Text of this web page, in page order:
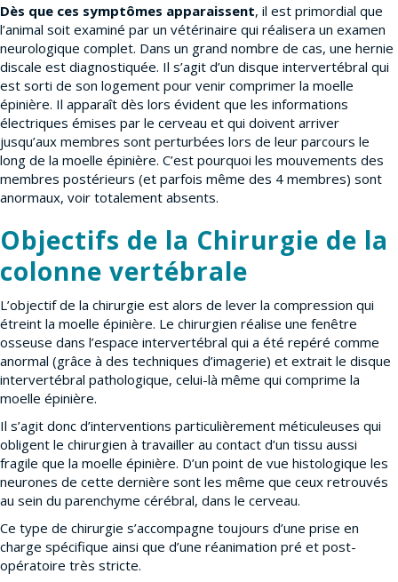
Dès que ces symptômes apparaissent, il est primordial que
l’animal soit examiné par un vétérinaire qui réalisera un examen
neurologique complet. Dans un grand nombre de cas, une hernie
discale est diagnostiquée. Il s’agit d’un disque intervertébral qui
est sorti de son logement pour venir comprimer la moelle
épinière. Il apparaît dès lors évident que les informations
électriques émises par le cerveau et qui doivent arriver
jusqu’aux membres sont perturbées lors de leur parcours le
long de la moelle épinière. C’est pourquoi les mouvements des
membres postérieurs (et parfois même des 4 membres) sont
anormaux, voir totalement absents.
Objectifs de la Chirurgie de la
colonne vertébrale
L’objectif de la chirurgie est alors de lever la compression qui
étreint la moelle épinière. Le chirurgien réalise une fenêtre
osseuse dans l’espace intervertébral qui a été repéré comme
anormal (grâce à des techniques d’imagerie) et extrait le disque
intervertébral pathologique, celui-là même qui comprime la
moelle épinière.
Il s’agit donc d’interventions particulièrement méticuleuses qui
obligent le chirurgien à travailler au contact d’un tissu aussi
fragile que la moelle épinière. D’un point de vue histologique les
neurones de cette dernière sont les même que ceux retrouvés
au sein du parenchyme cérébral, dans le cerveau.
Ce type de chirurgie s’accompagne toujours d’une prise en
charge spécifique ainsi que d’une réanimation pré et post-
opératoire très stricte.